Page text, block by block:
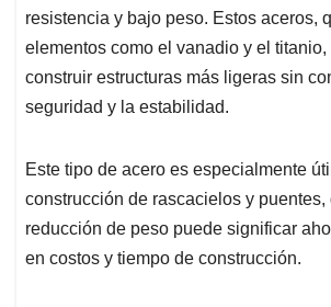
resistencia y bajo peso. Estos aceros,
elementos como el vanadio y el titanio,
construir estructuras más ligeras sin
seguridad y la estabilidad.
Este tipo de acero es especialmente
construcción de rascacielos y puentes,
reducción de peso puede significar
en costos y tiempo de construcción.